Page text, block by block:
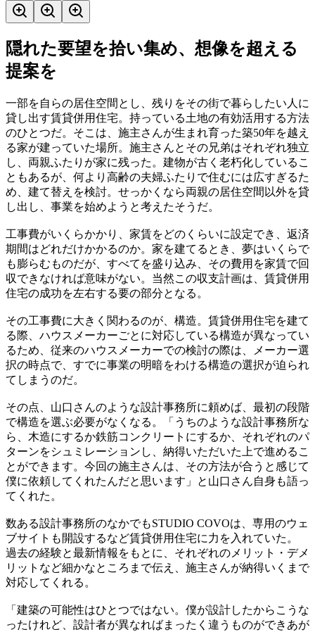
隠れた要望を拾い集め、想像を超える
提案を
一部を自らの居住空間とし、残りをその街で暮らしたい人に
貸し出す賃貸併用住宅。持っている土地の有効活用する方法
のひとつだ。そこは、施主さんが生まれ育った築50年を越え
る家が建っていた場所。施主さんとその兄弟はそれぞれ独立
し、両親ふたりが家に残った。建物が古く老朽化しているこ
ともあるが、何より高齢の夫婦ふたりで住むには広すぎるた
め、建て替えを検討。せっかくなら両親の居住空間以外を貸
し出し、事業を始めようと考えたそうだ。
工事費がいくらかかり、家賃をどのくらいに設定でき、返済
期間はどれだけかかるのか。家を建てるとき、夢はいくらで
も膨らむものだが、すべてを盛り込み、その費用を家賃で回
収できなければ意味がない。当然この収支計画は、賃貸併用
住宅の成功を左右する要の部分となる。
その工事費に大きく関わるのが、構造。賃貸併用住宅を建て
る際、ハウスメーカーごとに対応している構造が異なってい
るため、従来のハウスメーカーでの検討の際は、メーカー選
択の時点で、すでに事業の明暗をわける構造の選択が迫られ
てしまうのだ。
その点、山口さんのような設計事務所に頼めば、最初の段階
で構造を選ぶ必要がなくなる。「うちのような設計事務所な
ら、木造にするか鉄筋コンクリートにするか、それぞれのパ
ターンをシュミレーションし、納得いただいた上で進めるこ
とができます。今回の施主さんは、その方法が合うと感じて
僕に依頼してくれたんだと思います」と山口さん自身も語っ
てくれた。
数ある設計事務所のなかでもSTUDIO COVOは、専用のウェ
ブサイトも開設するなど賃貸併用住宅に力を入れていた。
過去の経験と最新情報をもとに、それぞれのメリット・デメ
リットなど細かなところまで伝え、施主さんが納得いくまで
対応してくれる。
「建築の可能性はひとつではない。僕が設計したからこうな
ったけれど、設計者が異なればまったく違うものができあが